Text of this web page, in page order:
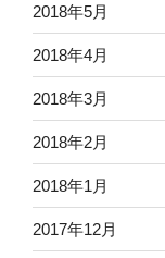
2018年5月
2018年4月
2018年3月
2018年2月
2018年1月
2017年12月